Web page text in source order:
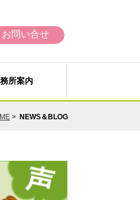
お問い合せ
士
）に
所案内
針
> NEWS＆BLOG